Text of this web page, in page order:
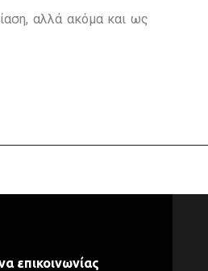
αλλά ακόμα και ως
επικοινωνίας